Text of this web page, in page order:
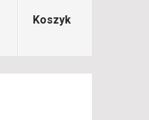
Koszyk